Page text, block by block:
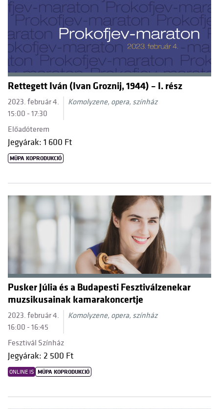
Rettegett Iván (Ivan Groznij, 1944) – I. rész
2023. február 4.
15:00 - 17:30
Komolyzene, opera, színház
Előadóterem
Jegyárak: 1 600 Ft
MÜPA KOPRODUKCIÓ
Pusker Júlia és a Budapesti Fesztiválzenekar
muzsikusainak kamarakoncertje
2023. február 4.
16:00 - 16:45
Komolyzene, opera, színház
Fesztivál Színház
Jegyárak: 2 500 Ft
ONLINE IS MÜPA KOPRODUKCIÓ